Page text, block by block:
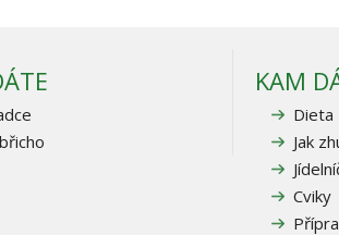
KAM
Dieta
Jak
Cviky